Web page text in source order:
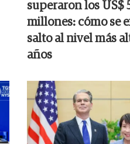
superaron los US$
millones: cómo se
salto al nivel más
años